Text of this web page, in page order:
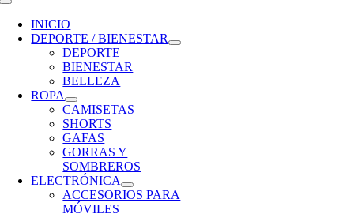
Toggle
Navigation
INICIO
DEPORTE / BIENESTAR
DEPORTE
BIENESTAR
BELLEZA
ROPA
CAMISETAS
SHORTS
GAFAS
GORRAS Y
SOMBREROS
ELECTRÓNICA
ACCESORIOS PARA
MÓVILES